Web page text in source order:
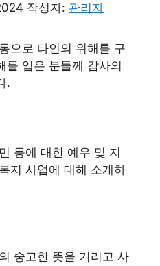
작성자: 관리자
으로 타인의 위해를 구
를 입은 분들께 감사의
.
등에 대한 예우 및 지
지 사업에 대해 소개하
숭고한 뜻을 기리고 사